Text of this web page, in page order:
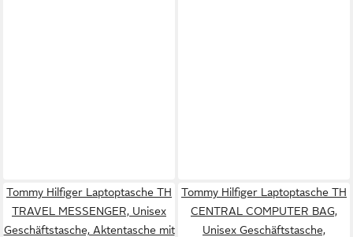
Tommy Hilfiger Laptoptasche TH
TRAVEL MESSENGER, Unisex
Geschäftstasche, Aktentasche mit
Tommy Hilfiger Laptoptasche TH
CENTRAL COMPUTER BAG,
Unisex Geschäftstasche,